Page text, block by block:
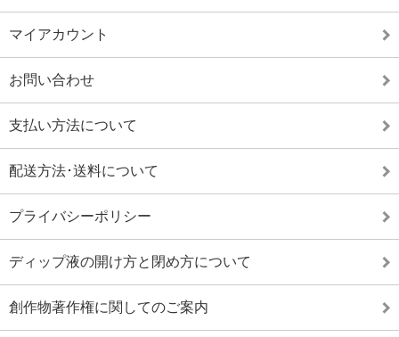
マイアカウント
お問い合わせ
支払い方法について
配送方法･送料について
プライバシーポリシー
ディップ液の開け方と閉め方について
創作物著作権に関してのご案内